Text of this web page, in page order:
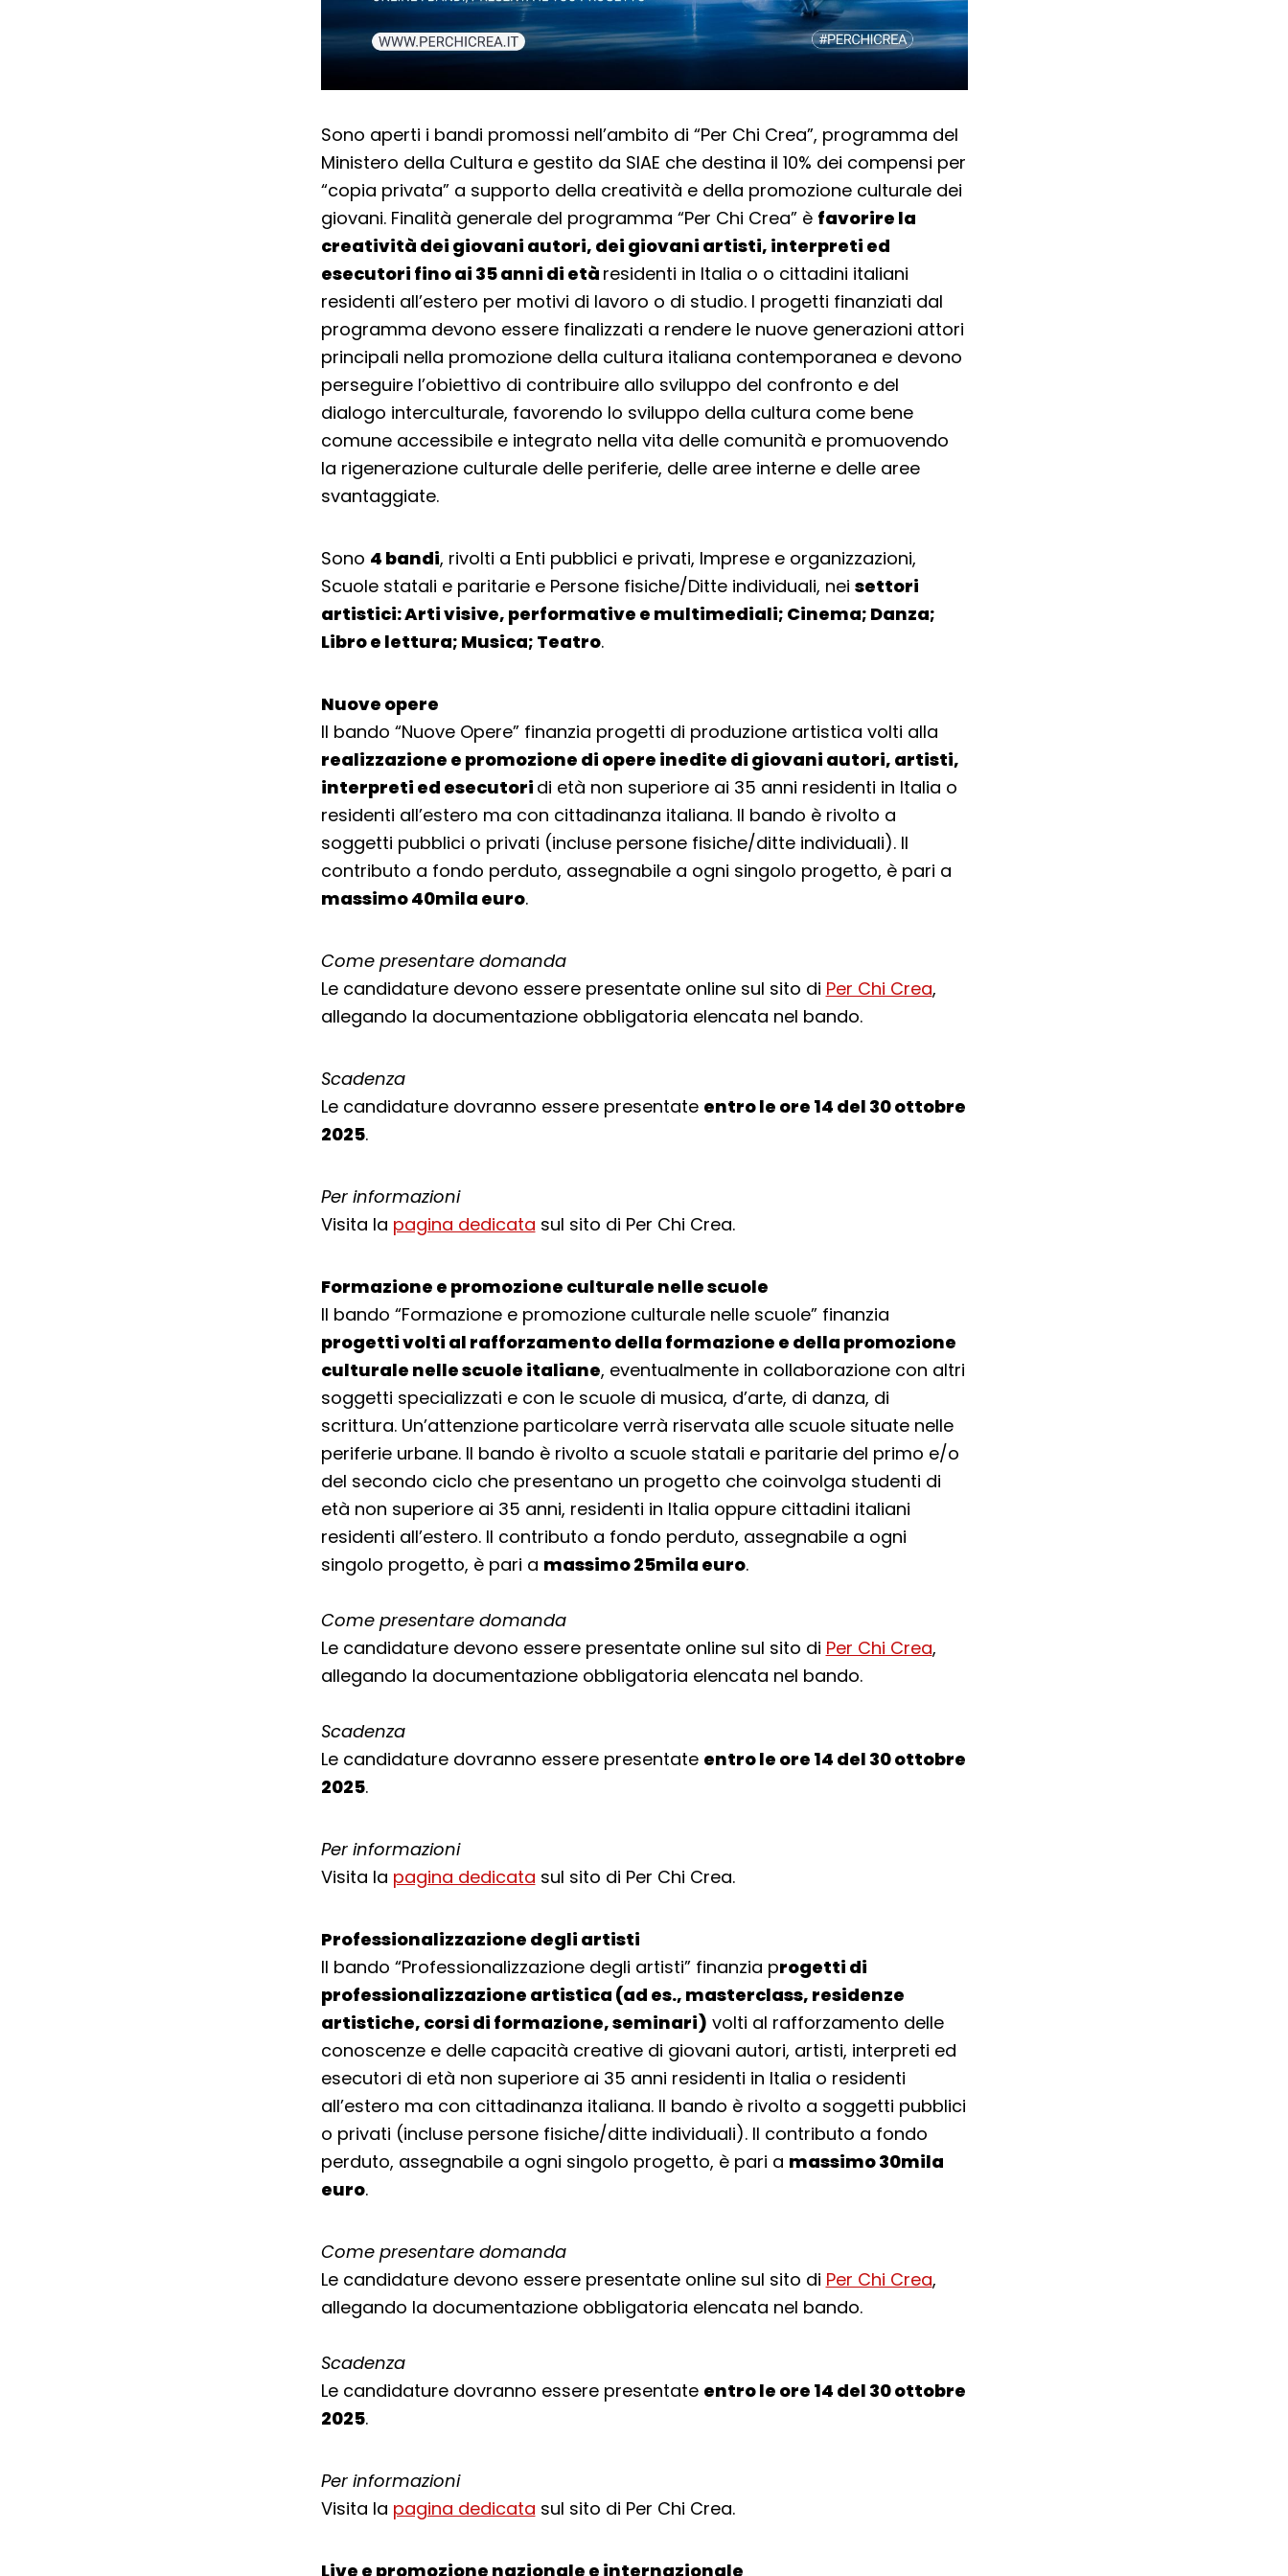
Sono aperti i bandi promossi nell’ambito di “Per Chi Crea”, programma del
Ministero della Cultura e gestito da SIAE che destina il 10% dei compensi per
“copia privata” a supporto della creatività e della promozione culturale dei
giovani. Finalità generale del programma “Per Chi Crea” è favorire la
creatività dei giovani autori, dei giovani artisti, interpreti ed
esecutori fino ai 35 anni di età residenti in Italia o o cittadini italiani
residenti all’estero per motivi di lavoro o di studio. I progetti finanziati dal
programma devono essere finalizzati a rendere le nuove generazioni attori
principali nella promozione della cultura italiana contemporanea e devono
perseguire l’obiettivo di contribuire allo sviluppo del confronto e del
dialogo interculturale, favorendo lo sviluppo della cultura come bene
comune accessibile e integrato nella vita delle comunità e promuovendo
la rigenerazione culturale delle periferie, delle aree interne e delle aree
svantaggiate.
Sono 4 bandi, rivolti a Enti pubblici e privati, Imprese e organizzazioni,
Scuole statali e paritarie e Persone fisiche/Ditte individuali, nei settori
artistici: Arti visive, performative e multimediali; Cinema; Danza;
Libro e lettura; Musica; Teatro.
Nuove opere
Il bando “Nuove Opere” finanzia progetti di produzione artistica volti alla
realizzazione e promozione di opere inedite di giovani autori, artisti,
interpreti ed esecutori di età non superiore ai 35 anni residenti in Italia o
residenti all’estero ma con cittadinanza italiana. Il bando è rivolto a
soggetti pubblici o privati (incluse persone fisiche/ditte individuali). Il
contributo a fondo perduto, assegnabile a ogni singolo progetto, è pari a
massimo 40mila euro.
Come presentare domanda
Le candidature devono essere presentate online sul sito di Per Chi Crea,
allegando la documentazione obbligatoria elencata nel bando.
Scadenza
Le candidature dovranno essere presentate entro le ore 14 del 30 ottobre
2025.
Per informazioni
Visita la pagina dedicata sul sito di Per Chi Crea.
Formazione e promozione culturale nelle scuole
Il bando “Formazione e promozione culturale nelle scuole” finanzia
progetti volti al rafforzamento della formazione e della promozione
culturale nelle scuole italiane, eventualmente in collaborazione con altri
soggetti specializzati e con le scuole di musica, d’arte, di danza, di
scrittura. Un’attenzione particolare verrà riservata alle scuole situate nelle
periferie urbane. Il bando è rivolto a scuole statali e paritarie del primo e/o
del secondo ciclo che presentano un progetto che coinvolga studenti di
età non superiore ai 35 anni, residenti in Italia oppure cittadini italiani
residenti all’estero. Il contributo a fondo perduto, assegnabile a ogni
singolo progetto, è pari a massimo 25mila euro.
Come presentare domanda
Le candidature devono essere presentate online sul sito di Per Chi Crea,
allegando la documentazione obbligatoria elencata nel bando.
Scadenza
Le candidature dovranno essere presentate entro le ore 14 del 30 ottobre
2025.
Per informazioni
Visita la pagina dedicata sul sito di Per Chi Crea.
Professionalizzazione degli artisti
Il bando “Professionalizzazione degli artisti” finanzia progetti di
professionalizzazione artistica (ad es., masterclass, residenze
artistiche, corsi di formazione, seminari) volti al rafforzamento delle
conoscenze e delle capacità creative di giovani autori, artisti, interpreti ed
esecutori di età non superiore ai 35 anni residenti in Italia o residenti
all’estero ma con cittadinanza italiana. Il bando è rivolto a soggetti pubblici
o privati (incluse persone fisiche/ditte individuali). Il contributo a fondo
perduto, assegnabile a ogni singolo progetto, è pari a massimo 30mila
euro.
Come presentare domanda
Le candidature devono essere presentate online sul sito di Per Chi Crea,
allegando la documentazione obbligatoria elencata nel bando.
Scadenza
Le candidature dovranno essere presentate entro le ore 14 del 30 ottobre
2025.
Per informazioni
Visita la pagina dedicata sul sito di Per Chi Crea.
Live e promozione nazionale e internazionale